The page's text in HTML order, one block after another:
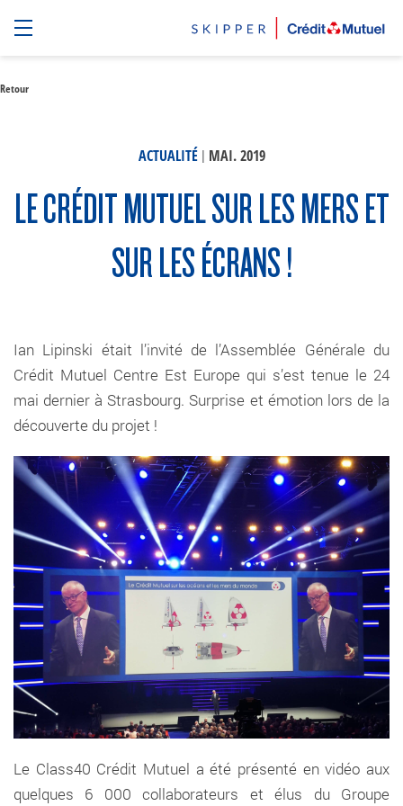
Retour
ACTUALITÉ| MAI. 2019
LE CRÉDIT MUTUEL SUR LES MERS ET
SUR LES ÉCRANS !
Ian Lipinski était l’invité de l’Assemblée Générale du
Crédit Mutuel Centre Est Europe qui s’est tenue le 24
mai dernier à Strasbourg. Surprise et émotion lors de la
découverte du projet !
Le Class40 Crédit Mutuel a été présenté en vidéo aux
quelques 6 000 collaborateurs et élus du Groupe